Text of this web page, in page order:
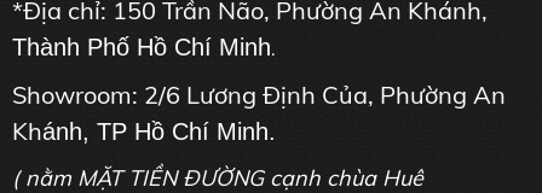
*Địa chỉ: 150 Trần Não, Phường An Khánh,
Thành Phố Hồ Chí Minh.
Showroom: 2/6 Lương Định Của, Phường An
Khánh, TP Hồ Chí Minh.
( nằm MẶT TIỀN ĐƯỜNG cạnh chùa Huê